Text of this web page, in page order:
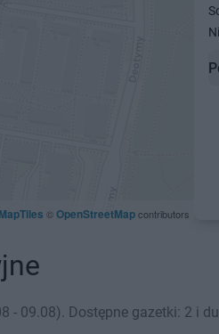
©OpenStreetMapcontributors
- 09.08). Dostępne gazetki: 2 i